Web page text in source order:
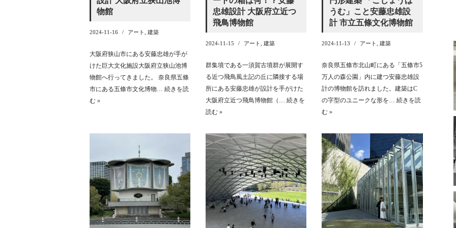
物館
2024-11-16 アート 建築
大阪府狭山市にある安藤忠雄が手が
けた巨大文化施設大阪府立狭山池博
物館へ行ってきました。 奈良県五條
市にある五條市文化博物… 続きを読
む »
忠雄設計 大阪府立近つ
飛鳥博物館
2024-11-15 アート 建築
群集墳である一須賀古墳群が展開す
る近つ飛鳥風土記の丘に隣接する場
所にある安藤忠雄が設計を手がけた
大阪府立近つ飛鳥博物館（… 続きを
読む »
うむ」こと安藤忠雄設
計 市立五條文化博物館
2024-11-13 アート ,建築
奈良県五條市北山町にある「五條市5
万人の森公園」内に建つ安藤忠雄設
計の博物館を訪れました。建築はC
の字型のユニークな形を…続きを読
む »